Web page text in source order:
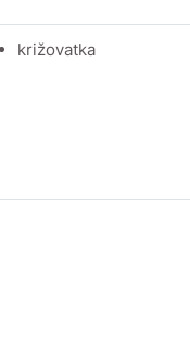
križovatka